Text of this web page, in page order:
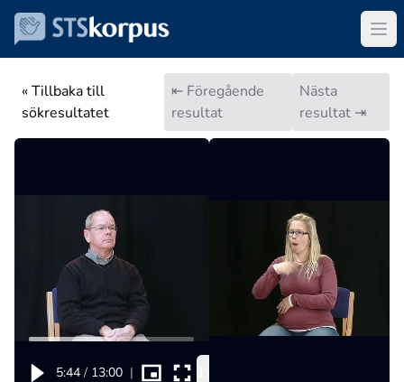
« Tillbaka till
sökresultatet
⇤ Föregående
resultat
Nästa
resultat ⇥
5:44 / 13:00 |